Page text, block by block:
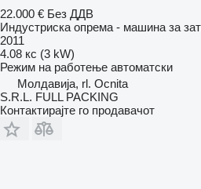
22.000 € Без ДДВ
Индустриска опрема - машина за
2011
4.08 кс (3 kW)
Режим на работење автоматски
Молдавија, rl. Ocnita
S.R.L. FULL PACKING
Контактирајте го продавачот